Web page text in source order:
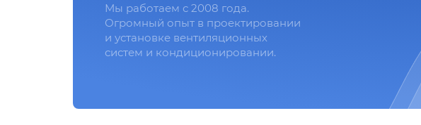
Мы работаем с 2008 года.
Огромный опыт в проектировании
и установке вентиляционных
систем и кондиционировании.